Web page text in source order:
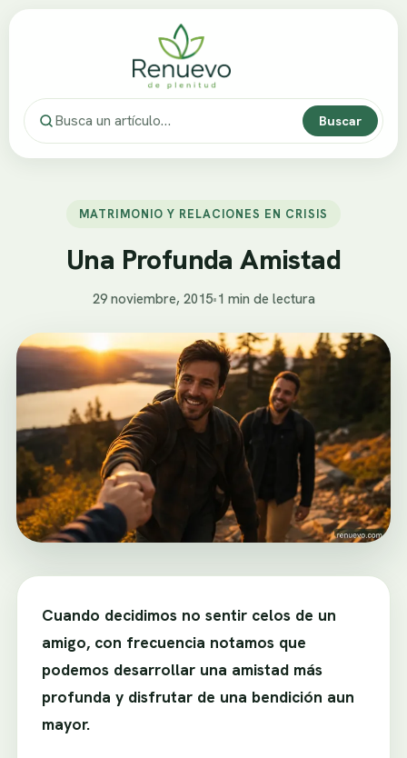
Buscar
MATRIMONIO Y RELACIONES EN CRISIS
Una Profunda Amistad
29 noviembre, 2015•1 min de lectura
Cuando decidimos no sentir celos de un
amigo, con frecuencia notamos que
podemos desarrollar una amistad más
profunda y disfrutar de una bendición aun
mayor.